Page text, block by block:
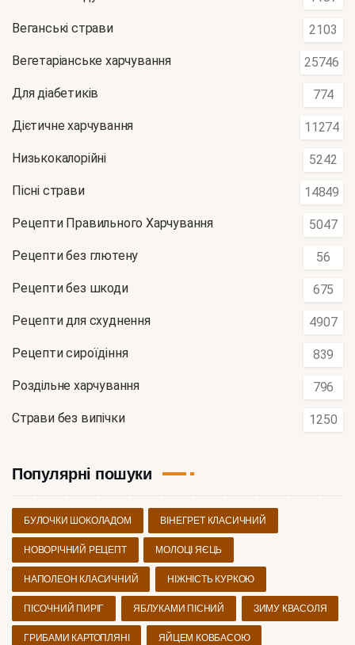
Веганські страви 2103
Вегетаріанське харчування 25746
Для діабетиків 774
Дієтичне харчування 11274
Низькокалорійні 5242
Пісні страви 14849
Рецепти Правильного Харчування 5047
Рецепти без глютену 56
Рецепти без шкоди 675
Рецепти для схуднення 4907
Рецепти сироїдіння 839
Роздільне харчування 796
Страви без випічки 1250
Популярні пошуки
БУЛОЧКИ ШОКОЛАДОМ ВІНЕГРЕТ КЛАСИЧНИЙ
НОВОРІЧНИЙ РЕЦЕПТ МОЛОЦІ ЯЄЦЬ
НАПОЛЕОН КЛАСИЧНИЙ НІЖНІСТЬ КУРКОЮ
ПІСОЧНИЙ ПИРІГ ЯБЛУКАМИ ПІСНИЙ ЗИМУ КВАСОЛЯ
ГРИБАМИ КАРТОПЛЯНІ ЯЙЦЕМ КОВБАСОЮ